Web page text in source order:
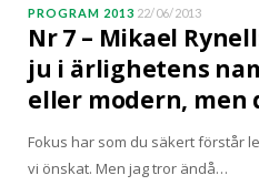
PROGRAM 2013 22/06/2013
Nr 7 – Mikael
ju i ärlighetens
eller modern, men
Fokus har som du säkert förstår
vi önskat. Men jag tror ändå…